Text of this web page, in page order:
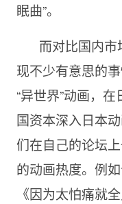
眠曲”。
而对比国内
现不少有意思的
“异世界”动画，
国资本深入日本
们在自己的论坛
的动画热度。例
《因为太怕痛就